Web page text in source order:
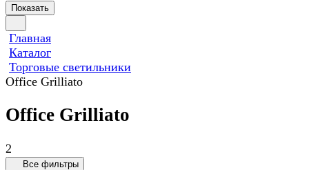
Показать
Главная
Каталог
Торговые светильники
Office Grilliato
Office Grilliato
2
Все фильтры